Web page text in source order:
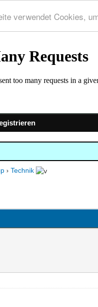
verwendet Cookies,
›Technik